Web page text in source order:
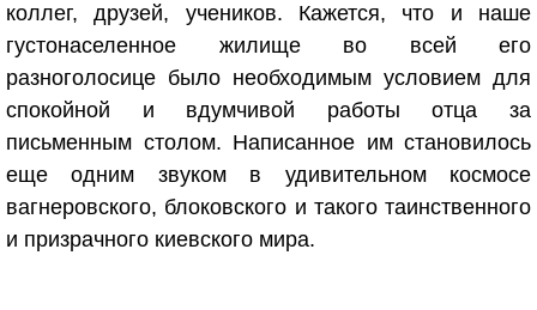
коллег, друзей, учеников. Кажется, что и наше
густонаселенное жилище во всей его
разноголосице было необходимым условием для
спокойной и вдумчивой работы отца за
письменным столом. Написанное им становилось
еще одним звуком в удивительном космосе
вагнеровского, блоковского и такого таинственного
и призрачного киевского мира.